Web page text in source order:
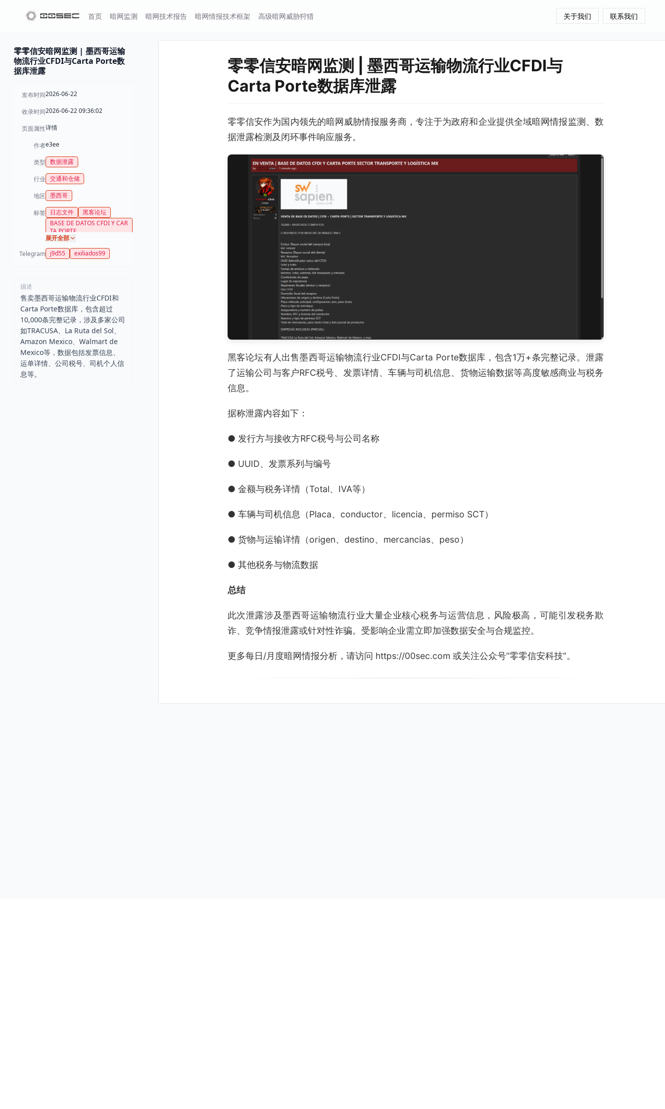
首页 暗网监测 暗网技术报告 暗网情报技术框架 高级暗网威胁狩猎 关于我们 联系我们
零零信安暗网监测 | 墨西哥运输
物流行业CFDI与Carta Porte数
据库泄露
发布时间2026-06-22
收录时间2026-06-22 09:36:02
页面属性详情
作者e3ee
类型 数据泄露
行业 交通和仓储
地区 墨西哥
标签 日志文件
黑客论坛
BASE DE DATOS CFDI Y CAR
TA PORTE
展开全部
Telegram j9d55 exiliados99
描述
售卖墨西哥运输物流行业CFDI和
Carta Porte数据库，包含超过
10,000条完整记录，涉及多家公司
如TRACUSA、La Ruta del Sol、
Amazon Mexico、Walmart de
Mexico等，数据包括发票信息、
运单详情、公司税号、司机个人信
息等。
零零信安暗网监测 | 墨西哥运输物流行业CFDI与
Carta Porte数据库泄露
零零信安作为国内领先的暗网威胁情报服务商，专注于为政府和企业提供全域暗网情报监测、数
据泄露检测及闭环事件响应服务。
黑客论坛有人出售墨西哥运输物流行业CFDI与Carta Porte数据库，包含1万+条完整记录。泄露
了运输公司与客户RFC税号、发票详情、车辆与司机信息、货物运输数据等高度敏感商业与税务
信息。
据称泄露内容如下：
● 发行方与接收方RFC税号与公司名称
● UUID、发票系列与编号
● 金额与税务详情（Total、IVA等）
● 车辆与司机信息（Placa、conductor、licencia、permiso SCT）
● 货物与运输详情（origen、destino、mercancias、peso）
● 其他税务与物流数据
总结
此次泄露涉及墨西哥运输物流行业大量企业核心税务与运营信息，风险极高，可能引发税务欺
诈、竞争情报泄露或针对性诈骗。受影响企业需立即加强数据安全与合规监控。
更多每日/月度暗网情报分析，请访问 https://00sec.com 或关注公众号“零零信安科技”。